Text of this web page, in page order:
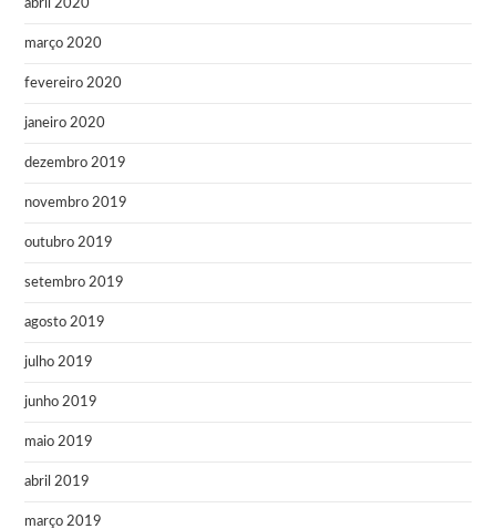
abril 2020
março 2020
fevereiro 2020
janeiro 2020
dezembro 2019
novembro 2019
outubro 2019
setembro 2019
agosto 2019
julho 2019
junho 2019
maio 2019
abril 2019
março 2019